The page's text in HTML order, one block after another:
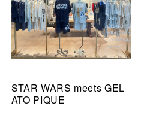
STAR WARS meets GEL
ATO PIQUE